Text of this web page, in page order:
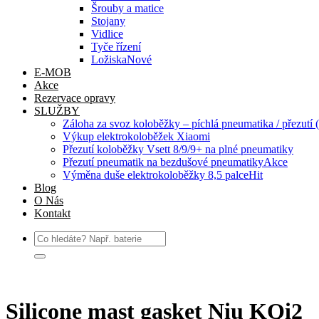
Šrouby a matice
Stojany
Vidlice
Tyče řízení
Ložiska
E-MOB
Akce
Rezervace opravy
SLUŽBY
Záloha za svoz koloběžky – píchlá pneumatika / přezutí
Výkup elektrokoloběžek Xiaomi
Přezutí koloběžky Vsett 8/9/9+ na plné pneumatiky
Přezutí pneumatik na bezdušové pneumatiky
Výměna duše elektrokoloběžky 8,5 palce
Blog
O Nás
Kontakt
Hledat:
Silicone mast gasket Niu KQi2